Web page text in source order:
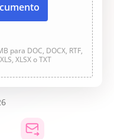
para DOC, DOCX, RTF,
XLSX o TXT